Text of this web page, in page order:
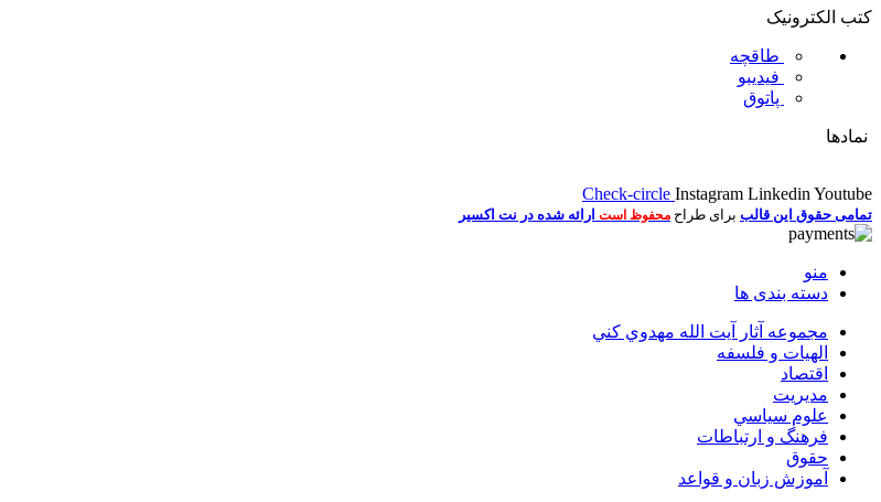
کتب الکترونیک
طاقچه
فیدیبو
پاتوق
نمادها
Check-circle Instagram Linkedin Youtube
تمامی حقوق این قالب برای طراح محفوظ است ارائه شده در نت اکسیر
منو
دسته بندی ها
مجموعه آثار آيت الله مهدوي كني
الهیات و فلسفه
اقتصاد
مديريت
علوم سياسي
فرهنگ و ارتباطات
حقوق
آموزش زبان و قواعد